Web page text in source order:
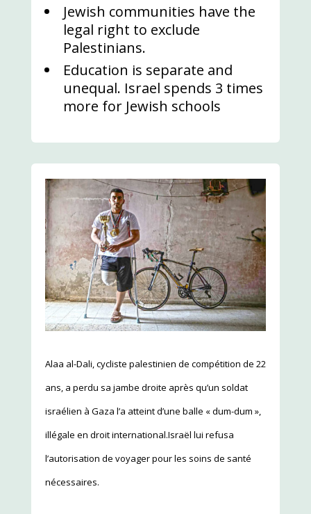
Jewish communities have the
legal right to exclude
Palestinians.
Education is separate and
unequal. Israel spends 3 times
more for Jewish schools
Alaa al-Dali, cycliste palestinien de compétition de 22
ans, a perdu sa jambe droite après qu’un soldat
israélien à Gaza l’a atteint d’une balle « dum-dum »,
illégale en droit international.Israël lui refusa
l’autorisation de voyager pour les soins de santé
nécessaires.